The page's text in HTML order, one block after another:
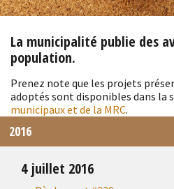
La municipalité publie des
population.
Prenez note que les projets
adoptés sont disponibles dans la
municipaux et de la MRC.
2016
4 juillet 2016